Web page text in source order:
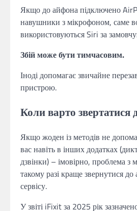
Якщо до айфона підключено
навушники з мікрофоном, саме
використовуються Siri за
Збій може бути тимчасовим.
Іноді допомагає звичайне
пристрою.
Коли варто звертатися
Якщо жоден із методів не
вас навіть в інших додатках
дзвінки) – імовірно, проблема з
такому разі краще звернутися
сервісу.
У звіті iFixit за 2025 рік